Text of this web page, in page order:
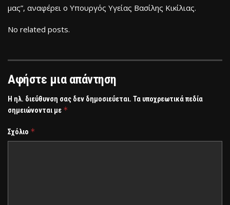
μας”, αναφέρει ο Υπουργός Υγείας Βασίλης Κικίλιας.
No related posts.
Αφήστε μια απάντηση
Η ηλ. διεύθυνση σας δεν δημοσιεύεται. Τα υποχρεωτικά πεδία
σημειώνονται με *
Σχόλιο *